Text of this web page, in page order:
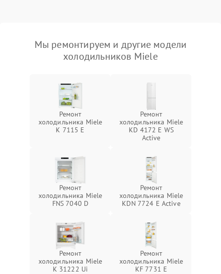
Мы ремонтируем и другие модели
холодильников Miele
Ремонт
холодильника Miele
K 7115 E
Ремонт
холодильника Miele
KD 4172 E WS
Active
Ремонт
холодильника Miele
FNS 7040 D
Ремонт
холодильника Miele
KDN 7724 E Active
Ремонт
холодильника Miele
K 31222 Ui
Ремонт
холодильника Miele
KF 7731 E